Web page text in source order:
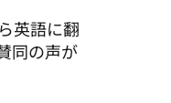
英語に翻
同の声が